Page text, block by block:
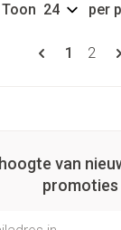
U lees
1 Pagina
2
Toon per
van
promoties